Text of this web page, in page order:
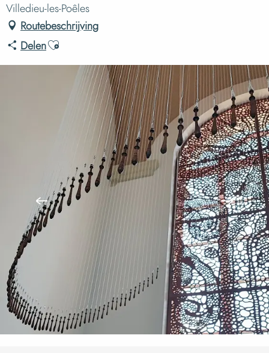
Villedieu-les-Poêles
Routebeschrijving
DelenAjouter aux favoris